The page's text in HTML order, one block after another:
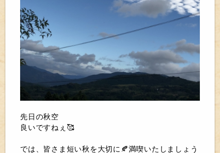
先日の秋空
良いですねぇ🥰
では、皆さま短い秋を大切に🍂満喫いたしましょう